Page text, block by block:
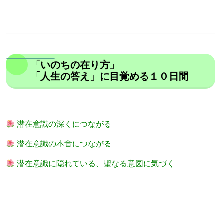
「いのちの在り方」
「人生の答え」に目覚める１０日間
潜在意識の深くにつながる
潜在意識の本音につながる
潜在意識に隠れている、聖なる意図に気づく